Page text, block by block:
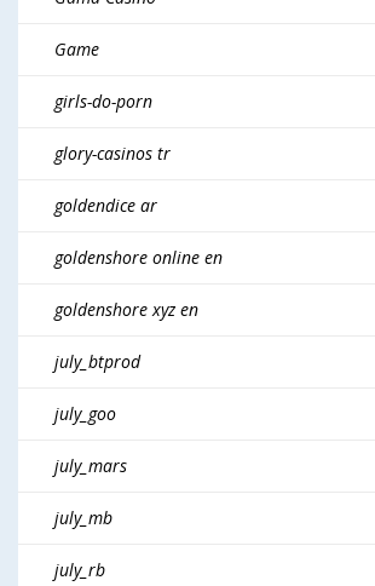
Game
girls-do-porn
glory-casinos tr
goldendice ar
goldenshore online en
goldenshore xyz en
july_btprod
july_goo
july_mars
july_mb
july_rb